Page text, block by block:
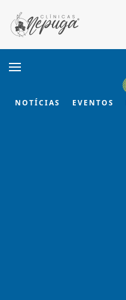
Skip to main content
NOTÍCIAS EVENTOS